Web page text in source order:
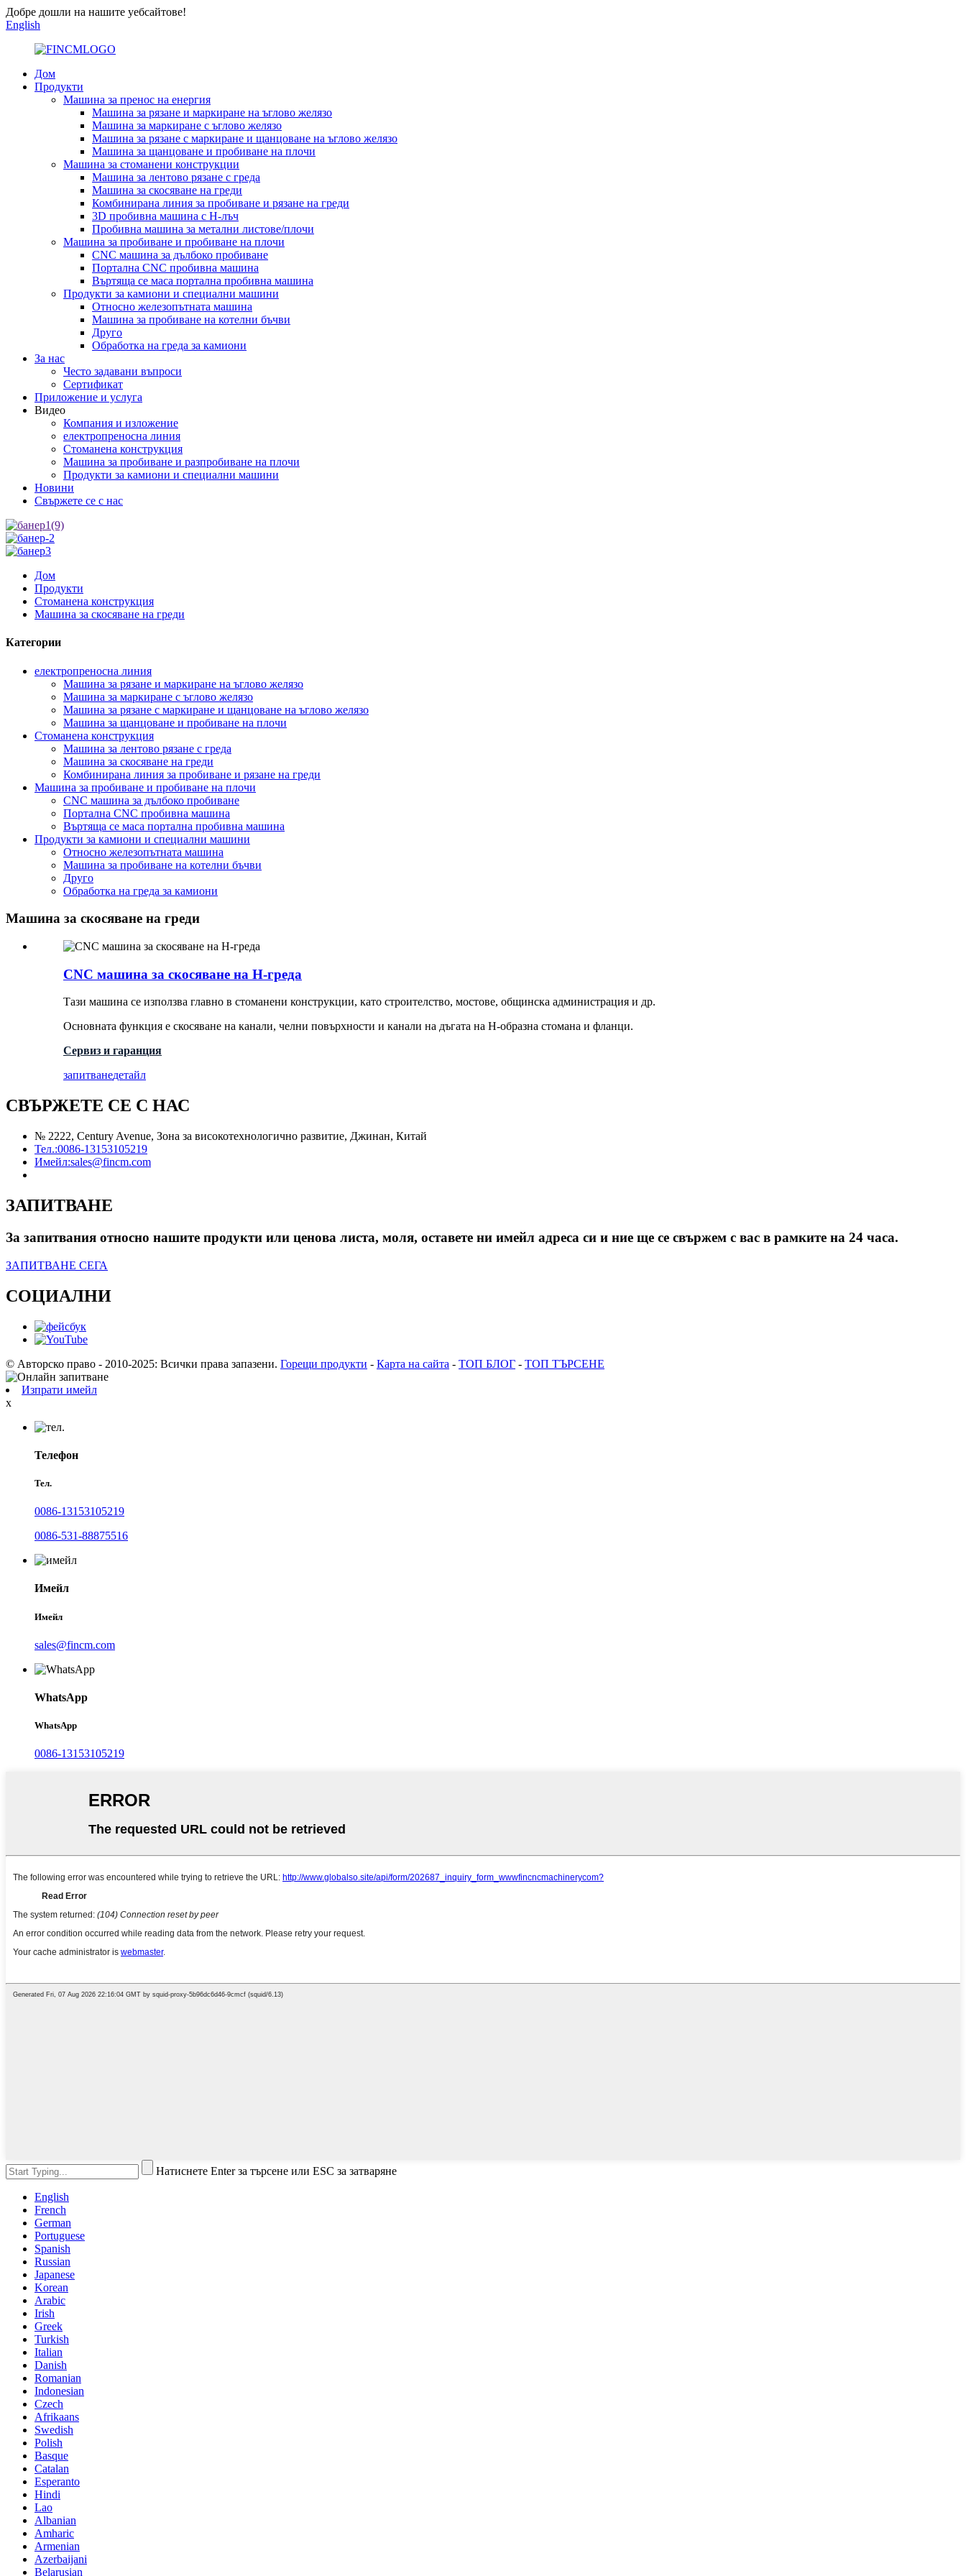
Добре дошли на нашите уебсайтове!
English
Дом
Продукти
Машина за пренос на енергия
Машина за рязане и маркиране на ъглово желязо
Машина за маркиране с ъглово желязо
Машина за рязане с маркиране и щанцоване на ъглово желязо
Машина за щанцоване и пробиване на плочи
Машина за стоманени конструкции
Машина за лентово рязане с греда
Машина за скосяване на греди
Комбинирана линия за пробиване и рязане на греди
3D пробивна машина с H-лъч
Пробивна машина за метални листове/плочи
Машина за пробиване и пробиване на плочи
CNC машина за дълбоко пробиване
Портална CNC пробивна машина
Въртяща се маса портална пробивна машина
Продукти за камиони и специални машини
Относно железопътната машина
Машина за пробиване на котелни бъчви
Друго
Обработка на греда за камиони
За нас
Често задавани въпроси
Сертификат
Приложение и услуга
Видео
Компания и изложение
електропреносна линия
Стоманена конструкция
Машина за пробиване и разпробиване на плочи
Продукти за камиони и специални машини
Новини
Свържете се с нас
Дом
Продукти
Стоманена конструкция
Машина за скосяване на греди
Категории
електропреносна линия
Машина за рязане и маркиране на ъглово желязо
Машина за маркиране с ъглово желязо
Машина за рязане с маркиране и щанцоване на ъглово желязо
Машина за щанцоване и пробиване на плочи
Стоманена конструкция
Машина за лентово рязане с греда
Машина за скосяване на греди
Комбинирана линия за пробиване и рязане на греди
Машина за пробиване и пробиване на плочи
CNC машина за дълбоко пробиване
Портална CNC пробивна машина
Въртяща се маса портална пробивна машина
Продукти за камиони и специални машини
Относно железопътната машина
Машина за пробиване на котелни бъчви
Друго
Обработка на греда за камиони
Машина за скосяване на греди
CNC машина за скосяване на H-греда
Тази машина се използва главно в стоманени конструкции, като строителство, мостове, общинска администрация и др.
Основната функция е скосяване на канали, челни повърхности и канали на дъгата на H-образна стомана и фланци.
Сервиз и гаранция
запитванедетайл
СВЪРЖЕТЕ СЕ С НАС
№ 2222, Century Avenue, Зона за високотехнологично развитие, Джинан, Китай
Тел.:0086-13153105219
Имейл:sales@fincm.com
ЗАПИТВАНЕ
За запитвания относно нашите продукти или ценова листа, моля, оставете ни имейл адреса си и ние ще се свържем с вас в рамките на 24 часа.
ЗАПИТВАНЕ СЕГА
СОЦИАЛНИ
© Авторско право - 2010-2025: Всички права запазени. Горещи продукти - Карта на сайта - ТОП БЛОГ - ТОП ТЪРСЕНЕ
Изпрати имейл
x
Телефон
Тел.
0086-13153105219
0086-531-88875516
Имейл
Имейл
sales@fincm.com
WhatsApp
WhatsApp
0086-13153105219
Натиснете Enter за търсене или ESC за затваряне
English
French
German
Portuguese
Spanish
Russian
Japanese
Korean
Arabic
Irish
Greek
Turkish
Italian
Danish
Romanian
Indonesian
Czech
Afrikaans
Swedish
Polish
Basque
Catalan
Esperanto
Hindi
Lao
Albanian
Amharic
Armenian
Azerbaijani
Belarusian